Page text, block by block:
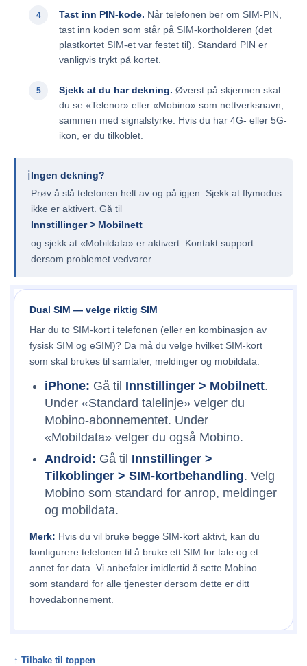
Tast inn PIN-kode. Når telefonen ber om SIM-PIN,
tast inn koden som står på SIM-kortholderen (det
plastkortet SIM-et var festet til). Standard PIN er
vanligvis trykt på kortet.
Sjekk at du har dekning. Øverst på skjermen skal
du se «Telenor» eller «Mobino» som nettverksnavn,
sammen med signalstyrke. Hvis du har 4G- eller 5G-
ikon, er du tilkoblet.
ℹ️Ingen dekning?
Prøv å slå telefonen helt av og på igjen. Sjekk at flymodus
ikke er aktivert. Gå til
Innstillinger > Mobilnett
og sjekk at «Mobildata» er aktivert. Kontakt support
dersom problemet vedvarer.
Dual SIM — velge riktig SIM
Har du to SIM-kort i telefonen (eller en kombinasjon av
fysisk SIM og eSIM)? Da må du velge hvilket SIM-kort
som skal brukes til samtaler, meldinger og mobildata.
iPhone: Gå til Innstillinger > Mobilnett.
Under «Standard talelinje» velger du
Mobino-abonnementet. Under
«Mobildata» velger du også Mobino.
Android: Gå til Innstillinger >
Tilkoblinger > SIM-kortbehandling. Velg
Mobino som standard for anrop, meldinger
og mobildata.
Merk: Hvis du vil bruke begge SIM-kort aktivt, kan du
konfigurere telefonen til å bruke ett SIM for tale og et
annet for data. Vi anbefaler imidlertid å sette Mobino
som standard for alle tjenester dersom dette er ditt
hovedabonnement.
↑ Tilbake til toppen